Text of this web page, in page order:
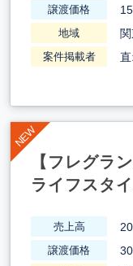
譲渡価格
地域
案件掲載者
【フレグラ
ライフスタ
売上高
譲渡価格